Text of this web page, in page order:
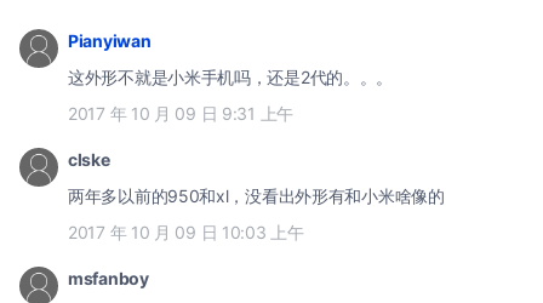
Pianyiwan
这外形不就是小米手机吗，还是2代的。。。
2017 年 10 月 09 日 9:31 上午
clske
两年多以前的950和xl，没看出外形有和小米啥像的
2017 年 10 月 09 日 10:03 上午
msfanboy